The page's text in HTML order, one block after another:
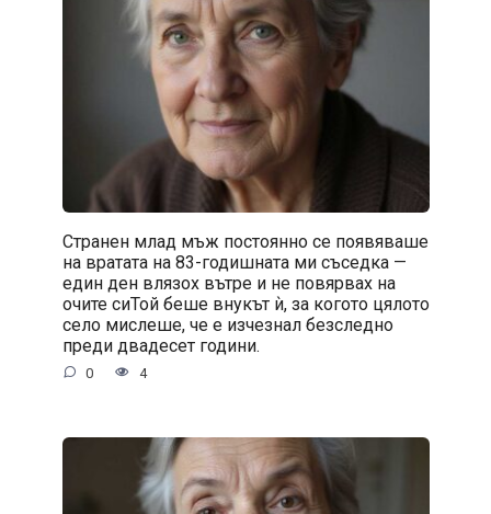
Странен млад мъж постоянно се появяваше
на вратата на 83-годишната ми съседка —
един ден влязох вътре и не повярвах на
очите сиТой беше внукът ѝ, за когото цялото
село мислеше, че е изчезнал безследно
преди двадесет години.
0 4